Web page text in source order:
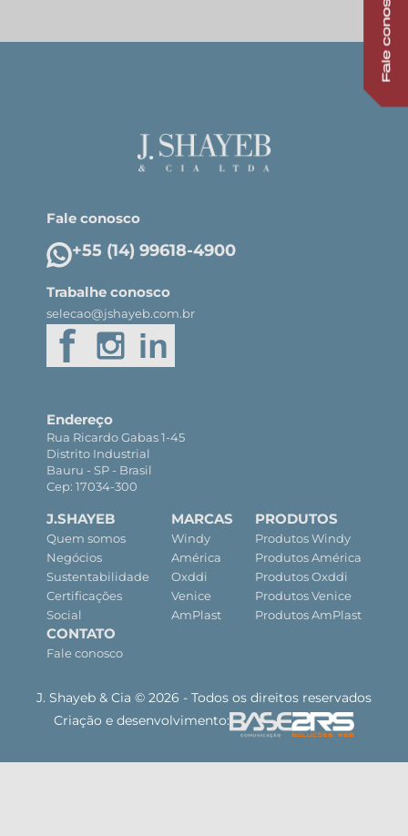
Fale conosco
+55 (14) 99618-4900
Trabalhe conosco
selecao@jshayeb.com.br
Endereço
Rua Ricardo Gabas 1-45
Distrito Industrial
Bauru - SP - Brasil
Cep: 17034-300
J.SHAYEB
Quem somos
Negócios
Sustentabilidade
Certificações
Social
MARCAS
Windy
América
Oxddi
Venice
AmPlast
PRODUTOS
Produtos Windy
Produtos América
Produtos Oxddi
Produtos Venice
Produtos AmPlast
CONTATO
Fale conosco
J. Shayeb & Cia © 2026 - Todos os direitos reservados
Criação e desenvolvimento: